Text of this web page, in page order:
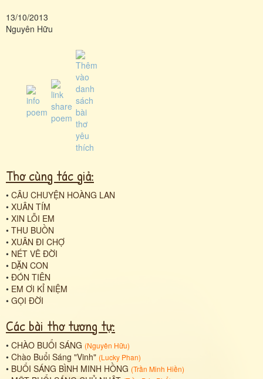
13/10/2013
Nguyên Hữu
Thơ cùng tác giả:
• CÂU CHUYỆN HOÀNG LAN
• XUÂN TÍM
• XIN LỖI EM
• THU BUỒN
• XUÂN ĐI CHỢ
• NÉT VẼ ĐỜI
• DẶN CON
• ĐÓN TIÊN
• EM ƠI KỈ NIỆM
• GỌI ĐỜI
Các bài thơ tương tự:
• CHÀO BUỔI SÁNG (Nguyên Hữu)
• Chào Buổi Sáng "Vinh" (Lucky Phan)
• BUỔI SÁNG BÌNH MINH HỒNG (Trần Minh Hiền)